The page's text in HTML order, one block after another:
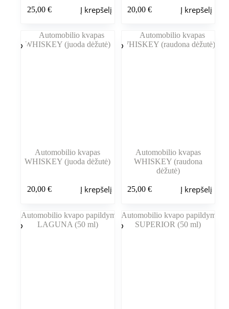
25,00 € Į krepšelį 20,00€ Į krepšelį
Automobilio kvapas
WHISKEY (juoda dėžutė)
20,00 € Į krepšelį
Automobilio kvapas
WHISKEY (raudona
dėžutė)
25,00€ Į krepšelį